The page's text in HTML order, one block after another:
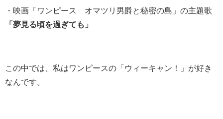
・映画「ワンピース オマツリ男爵と秘密の島」の主題歌
「夢見る頃を過ぎても」
この中では、私はワンピースの「ウィーキャン！」が好き
なんです。